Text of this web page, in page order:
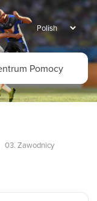
03. Zawodnicy